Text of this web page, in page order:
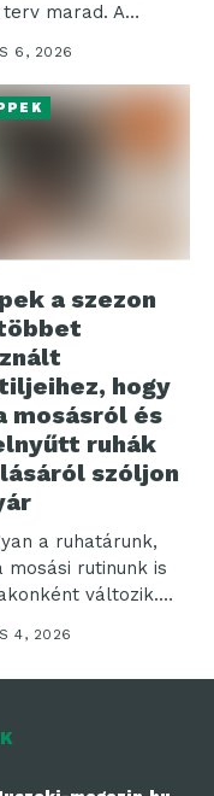
marad. A
érthető,...
6, 2026
a szezon
hogy
mosásról és
ruhák
szóljon
a ruhatárunk,
mosási rutinunk is
változik.
4, 2026